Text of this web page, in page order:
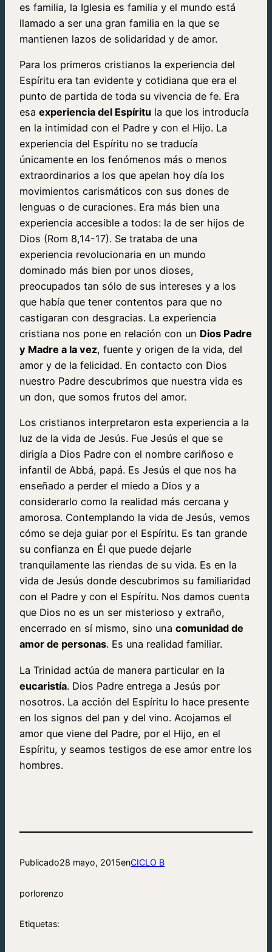
es familia, la Iglesia es familia y el mundo está
llamado a ser una gran familia en la que se
mantienen lazos de solidaridad y de amor.
Para los primeros cristianos la experiencia del
Espíritu era tan evidente y cotidiana que era el
punto de partida de toda su vivencia de fe. Era
esa experiencia del Espíritu la que los introducía
en la intimidad con el Padre y con el Hijo. La
experiencia del Espíritu no se traducía
únicamente en los fenómenos más o menos
extraordinarios a los que apelan hoy día los
movimientos carismáticos con sus dones de
lenguas o de curaciones. Era más bien una
experiencia accesible a todos: la de ser hijos de
Dios (Rom 8,14-17). Se trataba de una
experiencia revolucionaria en un mundo
dominado más bien por unos dioses,
preocupados tan sólo de sus intereses y a los
que había que tener contentos para que no
castigaran con desgracias. La experiencia
cristiana nos pone en relación con un Dios Padre
y Madre a la vez, fuente y origen de la vida, del
amor y de la felicidad. En contacto con Dios
nuestro Padre descubrimos que nuestra vida es
un don, que somos frutos del amor.
Los cristianos interpretaron esta experiencia a la
luz de la vida de Jesús. Fue Jesús el que se
dirigía a Dios Padre con el nombre cariñoso e
infantil de Abbá, papá. Es Jesús el que nos ha
enseñado a perder el miedo a Dios y a
considerarlo como la realidad más cercana y
amorosa. Contemplando la vida de Jesús, vemos
cómo se deja guiar por el Espíritu. Es tan grande
su confianza en Él que puede dejarle
tranquilamente las riendas de su vida. Es en la
vida de Jesús donde descubrimos su familiaridad
con el Padre y con el Espíritu. Nos damos cuenta
que Dios no es un ser misterioso y extraño,
encerrado en sí mismo, sino una comunidad de
amor de personas. Es una realidad familiar.
La Trinidad actúa de manera particular en la
eucaristía. Dios Padre entrega a Jesús por
nosotros. La acción del Espíritu lo hace presente
en los signos del pan y del vino. Acojamos el
amor que viene del Padre, por el Hijo, en el
Espíritu, y seamos testigos de ese amor entre los
hombres.
Publicado28 mayo, 2015enCICLO B
porlorenzo
Etiquetas: